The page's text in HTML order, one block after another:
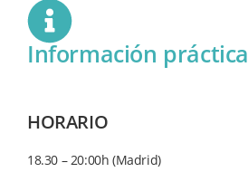
Información práctica
HORARIO
18.30 – 20:00h (Madrid)